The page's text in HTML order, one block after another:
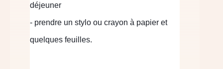
déjeuner
- prendre un stylo ou crayon à papier et
quelques feuilles.